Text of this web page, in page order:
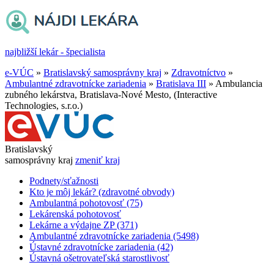
najbližší lekár - špecialista
e-VÚC » Bratislavský samosprávny kraj » Zdravotníctvo »
Ambulantné zdravotnícke zariadenia » Bratislava III » Ambulancia
zubného lekárstva, Bratislava-Nové Mesto, (Interactive
Technologies, s.r.o.)
Bratislavský
samosprávny kraj zmeniť kraj
Podnety/sťažnosti
Kto je môj lekár? (zdravotné obvody)
Ambulantná pohotovosť (75)
Lekárenská pohotovosť
Lekárne a výdajne ZP (371)
Ambulantné zdravotnícke zariadenia (5498)
Ústavné zdravotnícke zariadenia (42)
Ústavná ošetrovateľská starostlivosť